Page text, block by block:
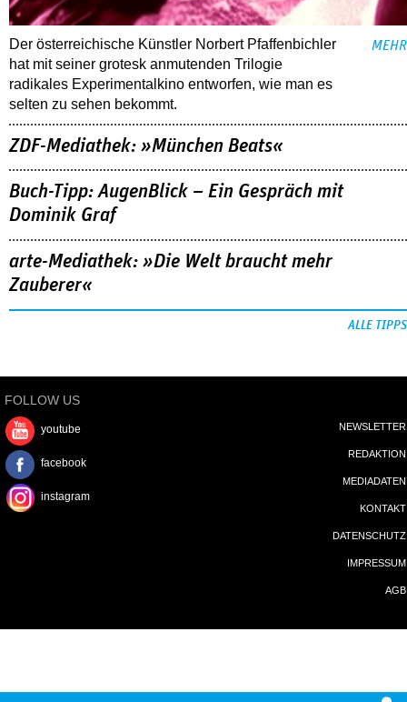
Der österreichische Künstler Norbert Pfaffenbichler
hat mit seiner grotesk anmutenden Trilogie
radikales Experimentalkino entworfen, wie man es
selten zu sehen bekommt.
MEHR
ZDF-Mediathek: »München Beats«
Buch-Tipp: AugenBlick – Ein Gespräch mit
Dominik Graf
arte-Mediathek: »Die Welt braucht mehr
Zauberer«
ALLE TIPPS
FOLLOW US
youtube
facebook
instagram
NEWSLETTER
REDAKTION
MEDIADATEN
KONTAKT
DATENSCHUTZ
IMPRESSUM
AGB